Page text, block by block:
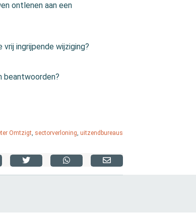
ontlenen aan een
ingrijpende wijziging?
beantwoorden?
Omtzigt, sectorverloning,uitzendbureaus